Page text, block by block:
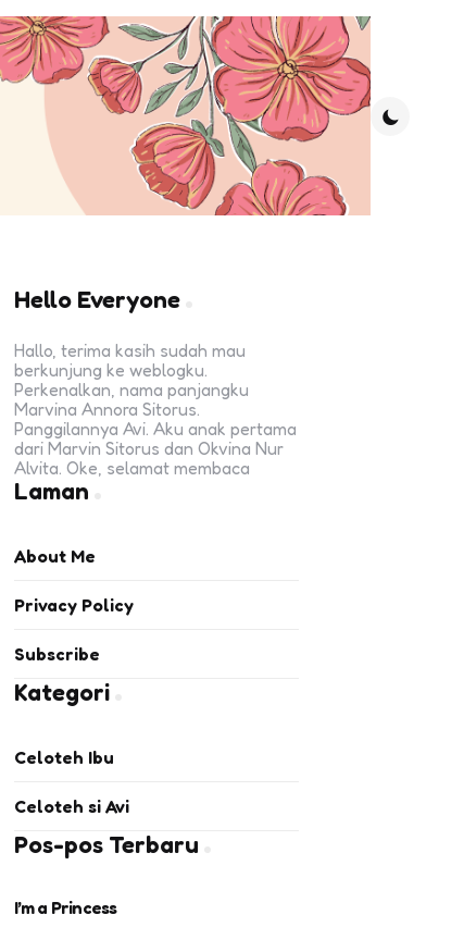
Hello Everyone
Hallo, terima kasih sudah mau
berkunjung ke weblogku.
Perkenalkan, nama panjangku
Marvina Annora Sitorus.
Panggilannya Avi. Aku anak pertama
dari Marvin Sitorus dan Okvina Nur
Alvita. Oke, selamat membaca
Laman
About Me
Privacy Policy
Subscribe
Kategori
Celoteh Ibu
Celoteh si Avi
Pos-pos Terbaru
I’m a Princess